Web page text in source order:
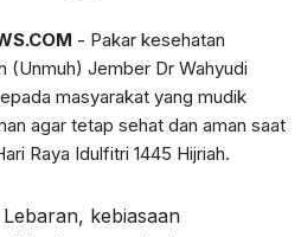
- Pakar kesehatan
(Unmuh) Jember Dr Wahyudi
masyarakat yang mudik
agar tetap sehat dan aman saat
Raya Idulfitri 1445 Hijriah.
kebiasaan